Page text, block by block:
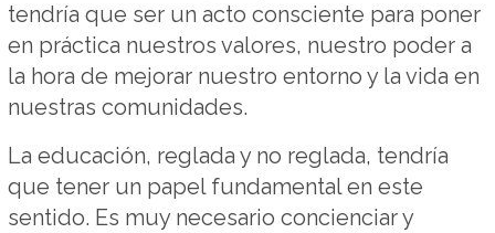
tendría que ser un acto consciente para poner
en práctica nuestros valores, nuestro poder a
la hora de mejorar nuestro entorno y la vida en
nuestras comunidades.
La educación, reglada y no reglada, tendría
que tener un papel fundamental en este
sentido. Es muy necesario concienciar y